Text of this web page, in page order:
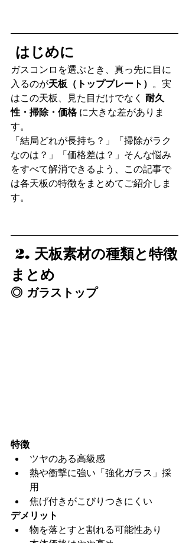
はじめに
ガスコンロを選ぶとき、真っ先に目に
入るのが天板（トッププレート） 。実
はこの天板、見た目だけでなく 耐久
性・掃除・価格 に大きな差がありま
す。
「結局どれが長持ち？」「掃除がラク
なのは？」「価格差は？」そんな悩み
をすべて解消できるよう、この記事で
は各天板の特徴をまとめてご紹介しま
す。
まとめ
◎ ガラストップ
特徴
ツヤのある高級感
熱や衝撃に強い「強化ガラス」採
用
焦げ付きがこびりつきにくい
デメリット
物を落とすと割れる可能性あり